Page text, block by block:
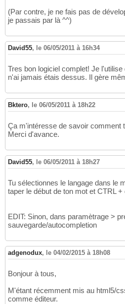
(Par contre, je ne fais pas de
je passais par là ^^)
David55, le 06/05/2011 à 16h34
Tres bon logiciel complet! Je
n'ai jamais étais dessus. Il gère
Bktero, le 06/05/2011 à 18h22
Ça m'intéresse de savoir comment
Merci d'avance.
David55, le 06/05/2011 à 18h27
Tu sélectionnes le langage dans le
taper le début de ton mot et CTRL +
EDIT: Sinon, dans paramètrage >
sauvegarde/autocompletion
adgenodux, le 04/02/2015 à 18h08
Bonjour à tous,
M'étant récemment mis au html5/
comme éditeur.